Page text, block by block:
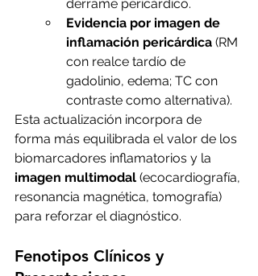
derrame pericárdico.
Evidencia por imagen de
inflamación pericárdica (RM
con realce tardío de
gadolinio, edema; TC con
contraste como alternativa).
Esta actualización incorpora de
forma más equilibrada el valor de los
biomarcadores inflamatorios y la
imagen multimodal (ecocardiografía,
resonancia magnética, tomografía)
para reforzar el diagnóstico.
Fenotipos Clínicos y